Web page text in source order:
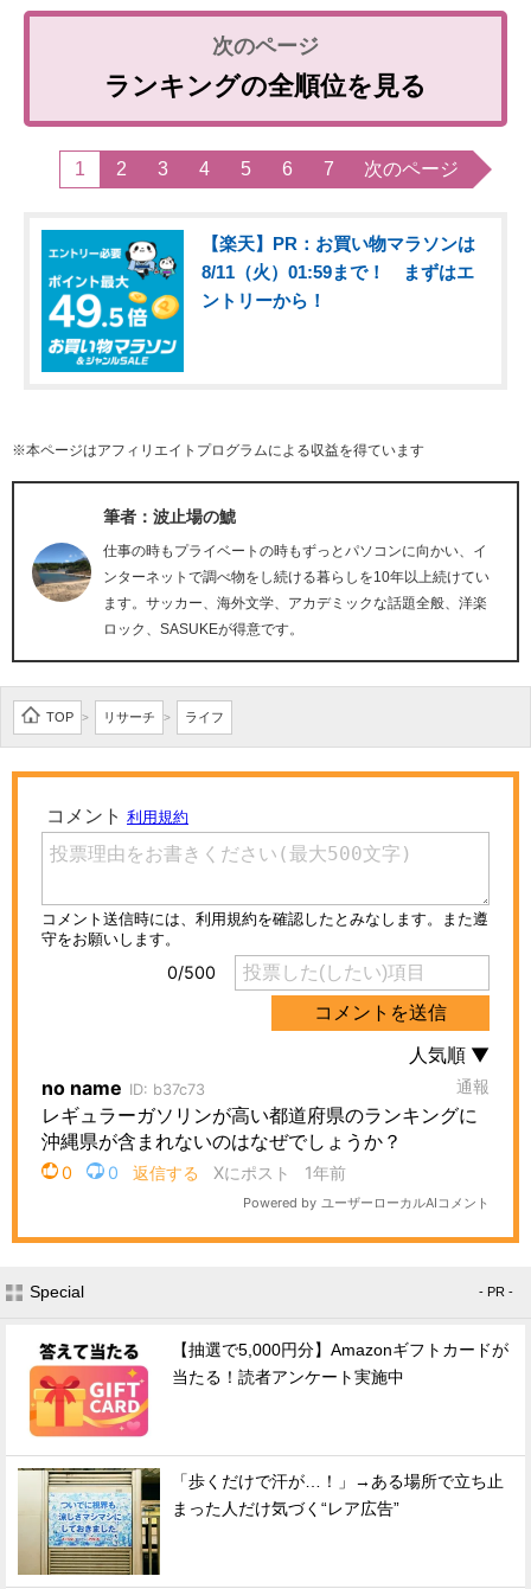
ランキングの全順位を見る
1 2 3 4 5 6 7 次のページ
【楽天】PR：お買い物マラソンは
8/11（火）01:59まで！ まずはエ
ントリーから！
※本ページはアフィリエイトプログラムによる収益を得ています
筆者：波止場の鯱
仕事の時もプライベートの時もずっとパソコンに向かい、イ
ンターネットで調べ物をし続ける暮らしを10年以上続けてい
ます。サッカー、海外文学、アカデミックな話題全般、洋楽
ロック、SASUKEが得意です。
TOP > リサーチ > ライフ
Special - PR -
【抽選で5,000円分】Amazonギフトカードが
当たる！読者アンケート実施中
「歩くだけで汗が…！」→ある場所で立ち止
まった人だけ気づく“レア広告”